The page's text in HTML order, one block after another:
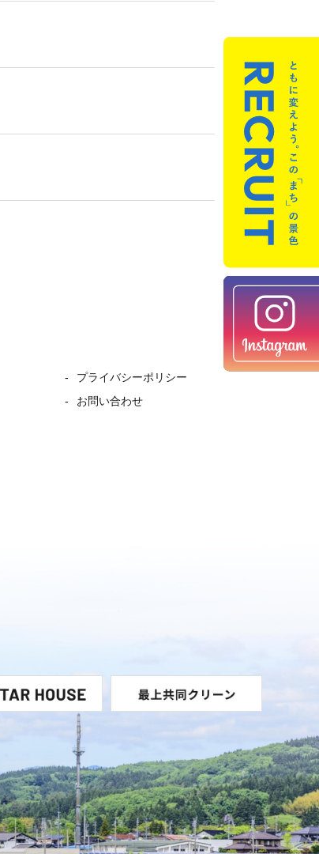
プライバシーポリシー
お問い合わせ